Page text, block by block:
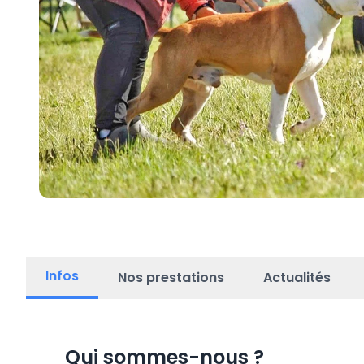
Infos Nos prestations Actualités
Qui sommes-nous ?